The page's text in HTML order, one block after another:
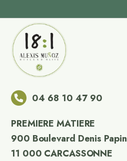
04 68 10 47 90
PREMIERE MATIERE
900 Boulevard Denis Papin
11 000 CARCASSONNE